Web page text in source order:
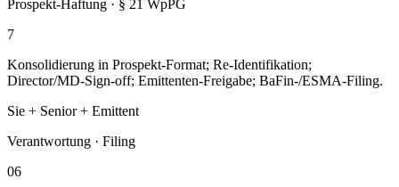
Prospekt-Haftung · § 21 WpPG
7
Konsolidierung in Prospekt-Format; Re-Identifikation;
Director/MD-Sign-off; Emittenten-Freigabe; BaFin-/ESMA-Filing.
Sie + Senior + Emittent
Verantwortung · Filing
06